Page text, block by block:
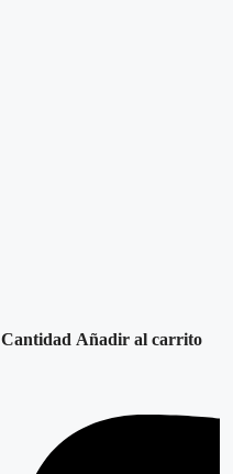
Cantidad Añadir al carrito